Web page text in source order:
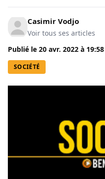
Casimir Vodjo
Voir tous ses articles
Publié le 20 avr. 2022 à 19:58
SOCIÉTÉ